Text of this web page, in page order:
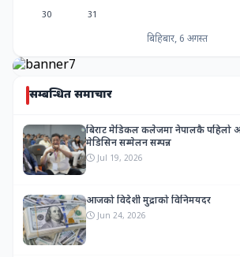
30
31
बिहिबार, 6 अगस्त
सम्बन्धित समाचार
बिराट मेडिकल कलेजमा नेपालकै पहिलो
मेडिसिन सम्मेलन सम्पन्न
Jul 19, 2026
आजको विदेशी मुद्राको विनिमयदर
Jun 24, 2026